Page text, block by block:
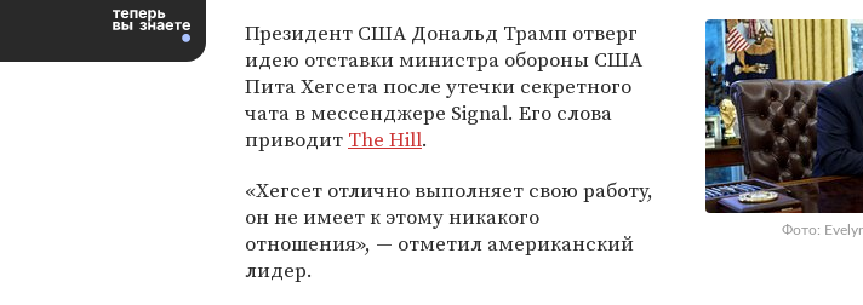
Фото:
Президент США Дональд Трамп отверг
идею отставки министра обороны США
Пита Хегсета после утечки секретного
чата в мессенджере Signal. Его слова
приводит The Hill.
«Хегсет отлично выполняет свою работу,
он не имеет к этому никакого
отношения», — отметил американский
лидер.